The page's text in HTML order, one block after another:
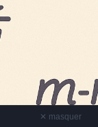
✕ masquer